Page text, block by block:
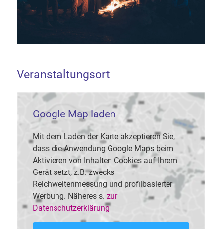
Veranstaltungsort
Google Map laden
Mit dem Laden der Karte akzeptieren Sie,
dass die Anwendung Google Maps beim
Aktivieren von Inhalten Cookies auf Ihrem
Gerät setzt, z.B. zwecks
Reichweitenmessung und profilbasierter
Werbung. Näheres s. zur
Datenschutzerklärung